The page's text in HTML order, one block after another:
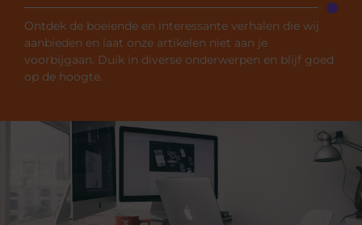
Ontdek de boeiende en interessante verhalen die wij
aanbieden en laat onze artikelen niet aan je
voorbijgaan. Duik in diverse onderwerpen en blijf goed
op de hoogte.